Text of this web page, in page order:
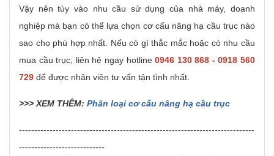
Vậy nên tùy vào nhu cầu sử dụng của nhà máy, doanh
nghiệp mà bạn có thể lựa chọn cơ cấu nâng hạ cầu trục nào
sao cho phù hợp nhất. Nếu có gì thắc mắc hoặc có nhu cầu
mua cầu trục, liên hệ ngay hotline0946 130 868 - 0918 560
729 để được nhân viên tư vấn tận tình nhất.
>>> XEM THÊM: Phân loại cơ cấu nâng hạ cầu trục
-----------------------------------------------------------------------------
----------------------------